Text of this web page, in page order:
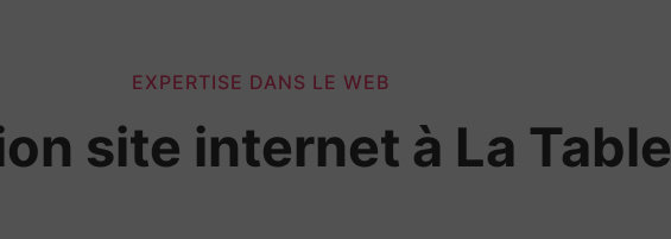
EXPERTISE DANS LE WEB
site internet à La Table